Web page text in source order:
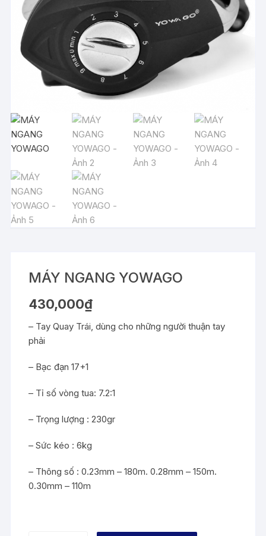
MÁY NGANG YOWAGO
430,000₫
– Tay Quay Trái, dùng cho những người thuận tay
phải
– Bạc đạn 17+1
– Tỉ số vòng tua: 7.2:1
– Trọng lượng : 230gr
– Sức kéo : 6kg
– Thông số : 0.23mm – 180m. 0.28mm – 150m.
0.30mm – 110m